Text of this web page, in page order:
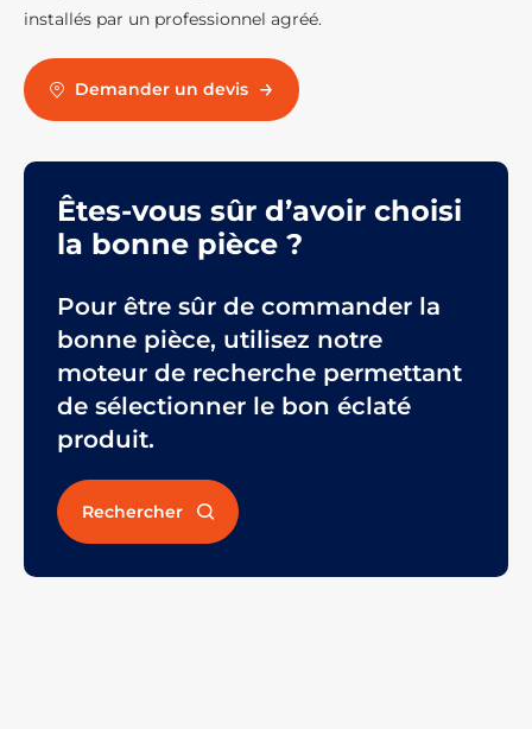
installés par un professionnel agréé.
Demander un devis
Êtes-vous sûr d’avoir choisi
la bonne pièce ?
Pour être sûr de commander la
bonne pièce, utilisez notre
moteur de recherche permettant
de sélectionner le bon éclaté
produit.
Rechercher